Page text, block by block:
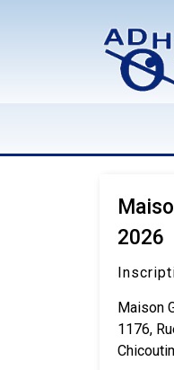
2026
Maison
1176,